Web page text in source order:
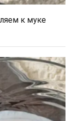
к муке